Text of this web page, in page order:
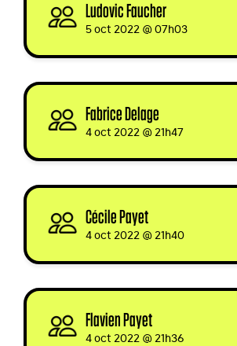
Ludovic Faucher
5 oct 2022 @ 07h03
Fabrice Delage
4 oct 2022 @ 21h47
Cécile Payet
4 oct 2022 @ 21h40
Flavien Payet
4 oct 2022 @ 21h36